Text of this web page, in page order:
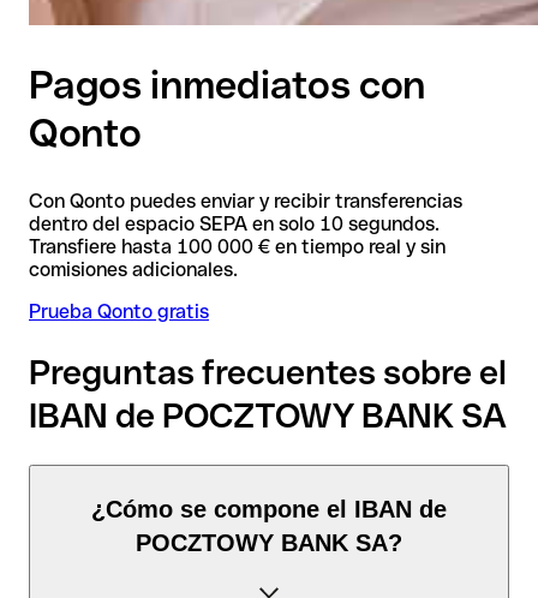
Pagos inmediatos con
Qonto
Con Qonto puedes enviar y recibir transferencias
dentro del espacio SEPA en solo 10 segundos.
Transfiere hasta 100 000 € en tiempo real y sin
comisiones adicionales.
Prueba Qonto gratis
Preguntas frecuentes sobre el
IBAN de POCZTOWY BANK SA
¿Cómo se compone el IBAN de
POCZTOWY BANK SA?